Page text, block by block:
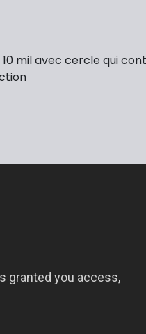
mil avec cercle qui